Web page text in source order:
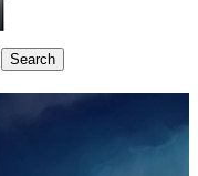
Search